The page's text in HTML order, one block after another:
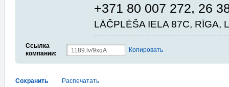
+371 80 007 272, 26
LĀČPLĒŠA IELA 87C, RĪGA,
Ссылка
компании:
Копировать
Сохранить Распечатать